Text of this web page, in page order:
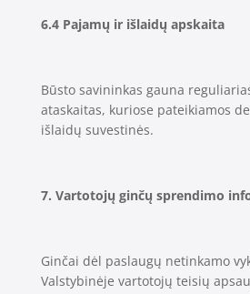
6.4 Pajamų ir išlaidų apskaita
Būsto savininkas gauna
ataskaitas, kuriose pateikiamos
išlaidų suvestinės.
7. Vartotojų ginčų sprendimo
Ginčai dėl paslaugų netinkamo
Valstybinėje vartotojų teisių